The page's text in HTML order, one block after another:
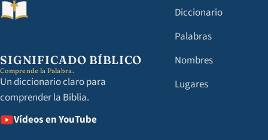
SIGNIFICADO BÍBLICO
Comprende la Palabra.
Un diccionario claro para
comprender la Biblia.
Vídeos en YouTube
Diccionario
Palabras
Nombres
Lugares